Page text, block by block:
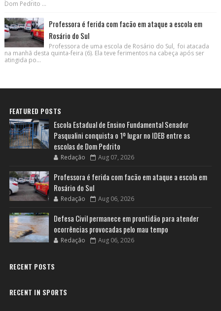
Dom Pedrito ...
Professora é ferida com facão em ataque a escola em
Rosário do Sul
Professora de uma escola de Rosário do Sul, foi atacada
na manhã desta quinta-feira (6). Ela teve ferimentos na cabeça após ser
atingida po...
FEATURED POSTS
Escola Estadual de Ensino Fundamental Senador
Pasqualini conquista o 1º lugar no IDEB entre as
escolas de Dom Pedrito
Redação Aug 07, 2026
Professora é ferida com facão em ataque a escola em
Rosário do Sul
Redação Aug 06, 2026
Defesa Civil permanece em prontidão para atender
ocorrências provocadas pelo mau tempo
Redação Aug 06, 2026
RECENT POSTS
RECENT IN SPORTS